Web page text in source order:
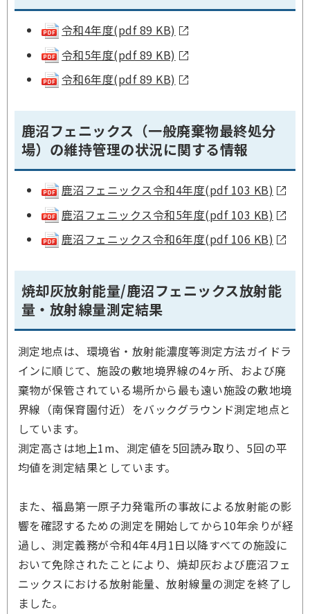
令和4年度(pdf 89 KB)
令和5年度(pdf 89 KB)
令和6年度(pdf 89 KB)
鹿沼フェニックス（一般廃棄物最終処分
場）の維持管理の状況に関する情報
鹿沼フェニックス令和4年度(pdf 103 KB)
鹿沼フェニックス令和5年度(pdf 103 KB)
鹿沼フェニックス令和6年度(pdf 106 KB)
焼却灰放射能量/鹿沼フェニックス放射能
量・放射線量測定結果
測定地点は、環境省・放射能濃度等測定方法ガイドラ
インに順じて、施設の敷地境界線の4ヶ所、および廃
棄物が保管されている場所から最も遠い施設の敷地境
界線（南保育園付近）をバックグラウンド測定地点と
しています。
測定高さは地上1m、測定値を5回読み取り、5回の平
均値を測定結果としています。
また、福島第一原子力発電所の事故による放射能の影
響を確認するための測定を開始してから10年余りが経
過し、測定義務が令和4年4月1日以降すべての施設に
おいて免除されたことにより、焼却灰および鹿沼フェ
ニックスにおける放射能量、放射線量の測定を終了し
ました。